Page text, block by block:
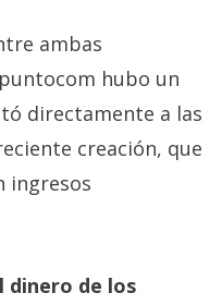
ambas
hubo un
directamente a las
creación, que
ingresos
dinero de los